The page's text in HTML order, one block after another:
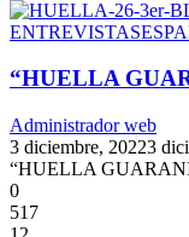
ENTREVISTAS
“HUELLA
Administrador web
3 diciembre, 20223
“HUELLA
0
517